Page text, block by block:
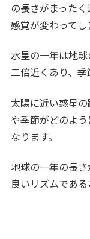
の長さがまった
感覚が変わってし
水星の一年は地
二倍近くあり、季
太陽に近い惑星
や季節がどのよ
なります。
地球の一年の長
良いリズムであ